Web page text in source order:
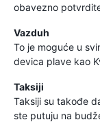
obavezno
Vazduh
To je moguće u
devica plave kao
Taksiji
Taksiji su takođe
ste putuju na